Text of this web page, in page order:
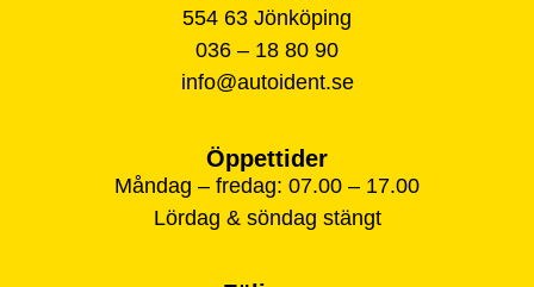
554 63 Jönköping
036 – 18 80 90
info@autoident.se
Öppettider
Måndag – fredag: 07.00 – 17.00
Lördag & söndag stängt